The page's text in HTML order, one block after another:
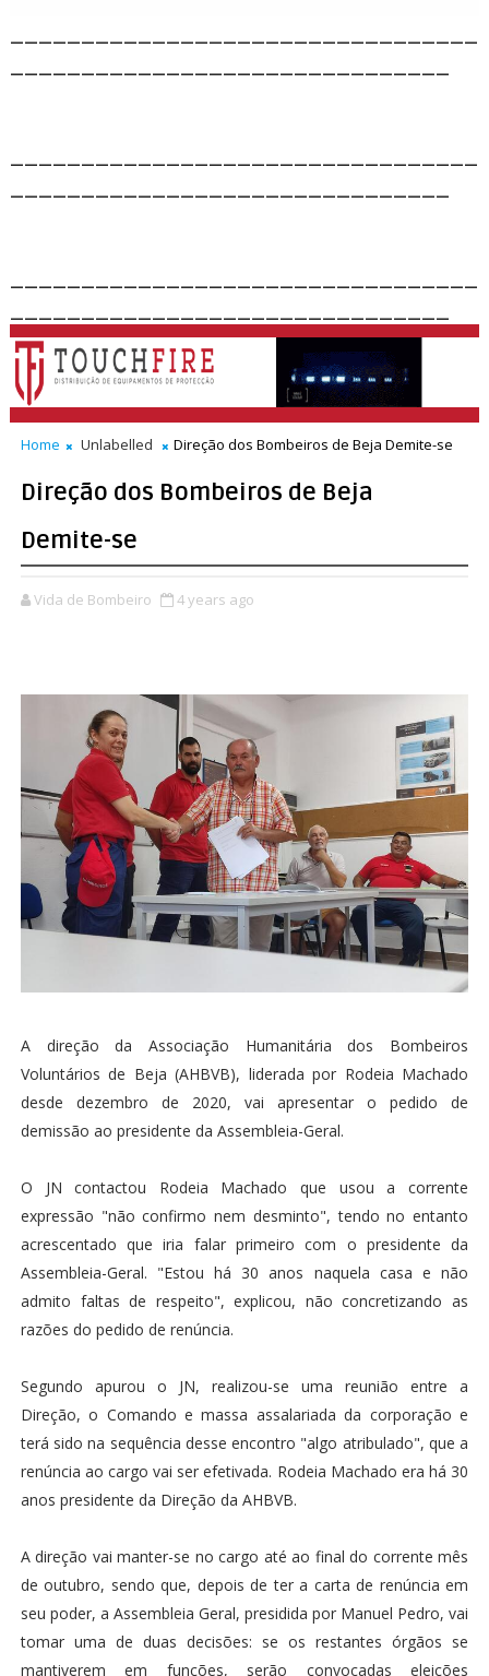
Home Unlabelled Direção dos Bombeiros de Beja Demite-se
Direção dos Bombeiros de Beja
Demite-se
Vida de Bombeiro 4 years ago
A direção da Associação Humanitária dos Bombeiros
Voluntários de Beja (AHBVB), liderada por Rodeia Machado
desde dezembro de 2020, vai apresentar o pedido de
demissão ao presidente da Assembleia-Geral.
O JN contactou Rodeia Machado que usou a corrente
expressão "não confirmo nem desminto", tendo no entanto
acrescentado que iria falar primeiro com o presidente da
Assembleia-Geral. "Estou há 30 anos naquela casa e não
admito faltas de respeito", explicou, não concretizando as
razões do pedido de renúncia.
Segundo apurou o JN, realizou-se uma reunião entre a
Direção, o Comando e massa assalariada da corporação e
terá sido na sequência desse encontro "algo atribulado", que a
renúncia ao cargo vai ser efetivada. Rodeia Machado era há 30
anos presidente da Direção da AHBVB.
A direção vai manter-se no cargo até ao final do corrente mês
de outubro, sendo que, depois de ter a carta de renúncia em
seu poder, a Assembleia Geral, presidida por Manuel Pedro, vai
tomar uma de duas decisões: se os restantes órgãos se
mantiverem em funções, serão convocadas eleições